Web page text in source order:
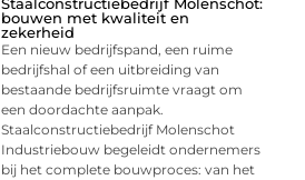
bouwen met kwaliteit en
zekerheid
Een nieuw bedrijfspand, een ruime
bedrijfshal of een uitbreiding van
bestaande bedrijfsruimte vraagt om
een doordachte aanpak.
Staalconstructiebedrijf Molenschot
Industriebouw begeleidt ondernemers
bij het complete bouwproces: van het